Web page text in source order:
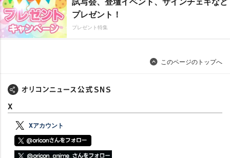
プレゼント！
プレゼント特集
このページのトップへ
X
Xアカウント